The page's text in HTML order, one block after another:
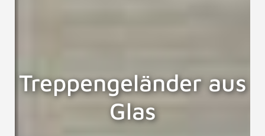
Treppengeländer aus
Glas